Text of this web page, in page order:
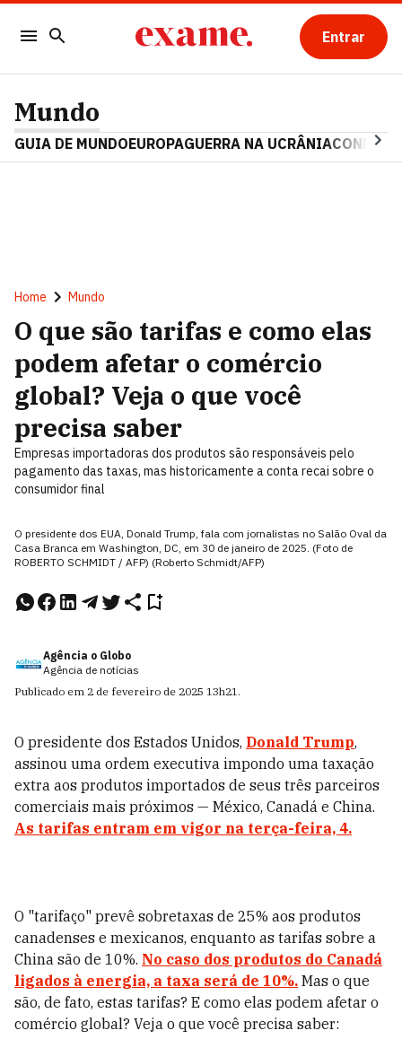
Entrar
Mundo
GUIA DE MUNDOEUROPAGUERRA NA UCRÂNIA
Home Mundo
O que são tarifas e como elas
podem afetar o comércio
global? Veja o que você
precisa saber
Empresas importadoras dos produtos são responsáveis pelo
pagamento das taxas, mas historicamente a conta recai sobre o
consumidor final
O presidente dos EUA, Donald Trump, fala com jornalistas no Salão Oval da
Casa Branca em Washington, DC, em 30 de janeiro de 2025. (Foto de
ROBERTO SCHMIDT / AFP) (Roberto Schmidt/AFP)
Agência o Globo
Agência de notícias
Publicado em 2 de fevereiro de 2025 13h21.
O presidente dos Estados Unidos, Donald Trump,
assinou uma ordem executiva impondo uma taxação
extra aos produtos importados de seus três parceiros
comerciais mais próximos — México, Canadá e China.
As tarifas entram em vigor na terça-feira, 4.
O "tarifaço" prevê sobretaxas de 25% aos produtos
canadenses e mexicanos, enquanto as tarifas sobre a
China são de 10%. No caso dos produtos do Canadá
ligados à energia, a taxa será de 10%. Mas o que
são, de fato, estas tarifas? E como elas podem afetar o
comércio global? Veja o que você precisa saber: